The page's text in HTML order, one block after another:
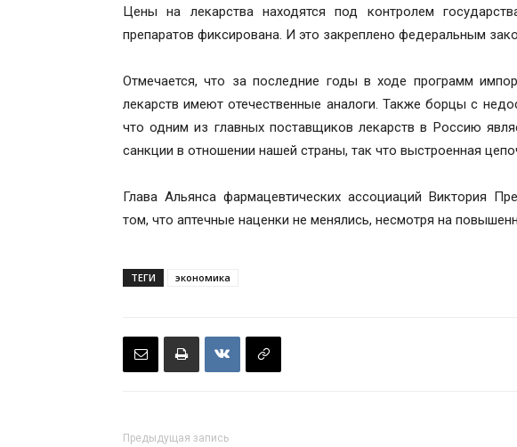
Цены на лекарства находятся под контролем
препаратов фиксирована. И это закреплено федеральным
Отмечается, что за последние годы в ходе программ
лекарств имеют отечественные аналоги. Также борцы с
что одним из главных поставщиков лекарств в Россию
санкции в отношении нашей страны, так что выстроенная
Глава Альянса фармацевтических ассоциаций Виктория
том, что аптечные наценки не менялись, несмотря на
ТЕГИ экономика
Предыдущая запись